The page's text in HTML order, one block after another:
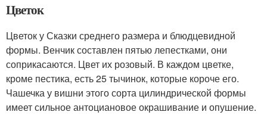
Цветок
Цветок у Сказки среднего размера и блюдцевидной
формы. Венчик составлен пятью лепестками, они
соприкасаются. Цвет их розовый. В каждом цветке,
кроме пестика, есть 25 тычинок, которые короче его.
Чашечка у вишни этого сорта цилиндрической формы
имеет сильное антоциановое окрашивание и опушение.